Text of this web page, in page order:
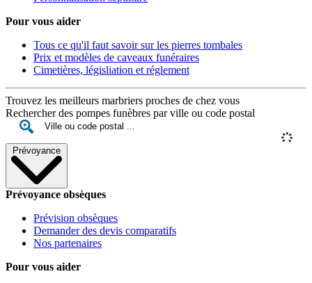
Pour vous aider
Tous ce qu'il faut savoir sur les pierres tombales
Prix et modèles de caveaux funéraires
Cimetières, législiation et réglement
Trouvez les meilleurs marbriers proches de chez vous
Rechercher des pompes funèbres par ville ou code postal
Prévoyance
Prévoyance obsèques
Prévision obsèques
Demander des devis comparatifs
Nos partenaires
Pour vous aider